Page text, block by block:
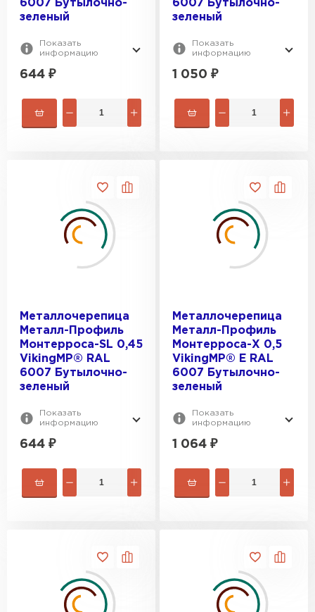
6007 Бутылочно-
зеленый
Показать
информацию
644 ₽
6007 Бутылочно-
зеленый
Показать
информацию
1 050 ₽
Металлочерепица
Металл-Профиль
Монтерроса-SL 0,45
VikingMP® RAL
6007 Бутылочно-
зеленый
Показать
информацию
644 ₽
Металлочерепица
Металл-Профиль
Монтерроса-X 0,5
VikingMP® E RAL
6007 Бутылочно-
зеленый
Показать
информацию
1 064 ₽